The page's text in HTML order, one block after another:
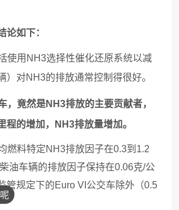
论如下：
使用NH3选择性催化还原系统以减
）对NH3的排放通常控制得很好。
，竟然是NH3排放的主要贡献者，
程的增加，NH3排放量增加。
燃料特定NH3排放因子在0.3到1.2
油车辆的排放因子保持在0.06克/公
管规定下的Euro VI公交车除外（0.5